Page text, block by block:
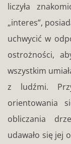
liczyła
„interes”,
uchwycić w
ostrożności,
wszystkim
z ludźmi.
orientowania
obliczania
udawało się jej